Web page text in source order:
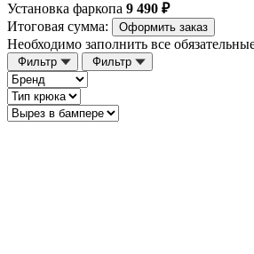
Установка фаркопа 9 490 ₽
Итоговая сумма:
Оформить заказ
Необходимо заполнить все
Фильтр Фильтр